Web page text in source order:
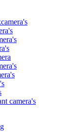
camera's